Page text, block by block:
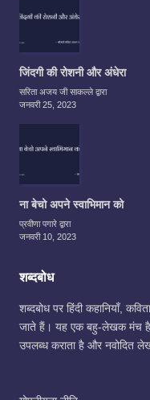
जिंदगी की रोशनी और अंधेरा
सरिता अजय जी साकल्ले द्वारा
जनवरी 25, 2023
ना बेचो अपने स्वाभिमान को
प्रवीणा पगारे द्वारा
जनवरी 10, 2023
शब्दबोध
शब्दबोध पर हिंदी कहानियाँ,
जाते हैं। यह एक बहु-लेखक मंच है
उपलब्ध कराता है और नवोदित